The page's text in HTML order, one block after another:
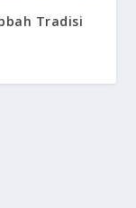
Tradisi